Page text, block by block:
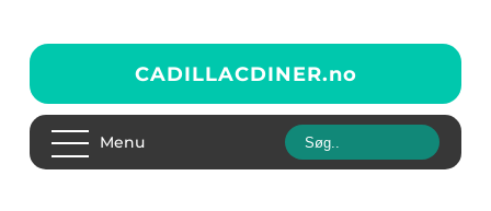
CADILLACDINER.no
Menu